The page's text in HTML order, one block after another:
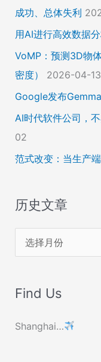
成功、总体失利
用AI进行高效数据
VoMP：预测3D物
密度）
2026-04-13
Google发布
AI时代软件公司，
02
范式改变：当生产
历史文章
史
章
Find Us
Shanghai…